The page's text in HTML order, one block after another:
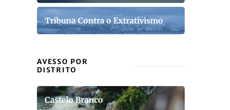
Tribuna Contra o Extrativismo
AVESSO POR
DISTRITO
Castelo Branco